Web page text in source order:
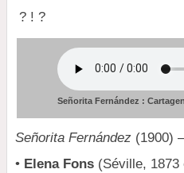
? ! ?
Señorita Fernández :
Señorita Fernández (1900)
• Elena Fons (Séville, 1873